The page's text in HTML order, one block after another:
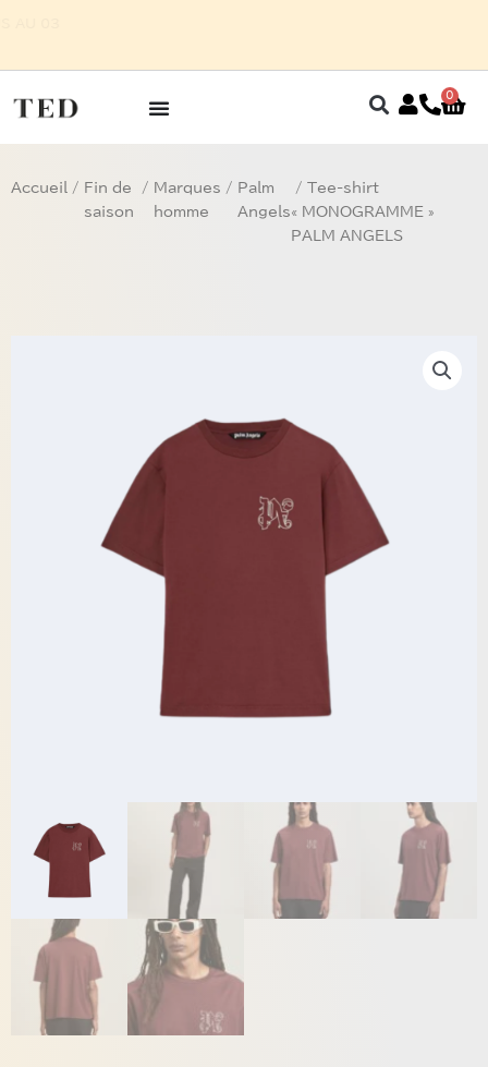
0
Accueil / Fin de
saison
/ Marques
homme
/ Palm
Angels
/ Tee-shirt
« MONOGRAMME »
PALM ANGELS